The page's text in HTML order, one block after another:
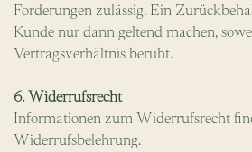
Forderungen zulässig. Ein
Kunde nur dann geltend machen,
Vertragsverhältnis beruht.
6. Widerrufsrecht
Informationen zum Widerrufsrecht
Widerrufsbelehrung.